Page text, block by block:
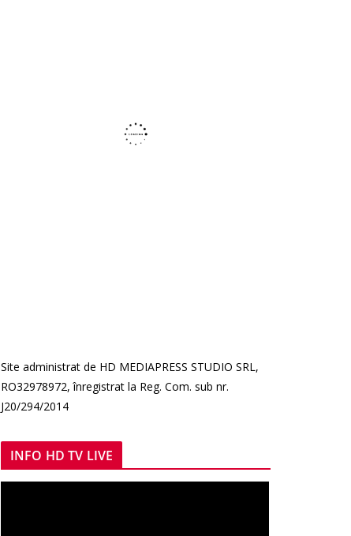
Site administrat de HD MEDIAPRESS STUDIO SRL,
RO32978972, înregistrat la Reg. Com. sub nr.
J20/294/2014
INFO HD TV LIVE